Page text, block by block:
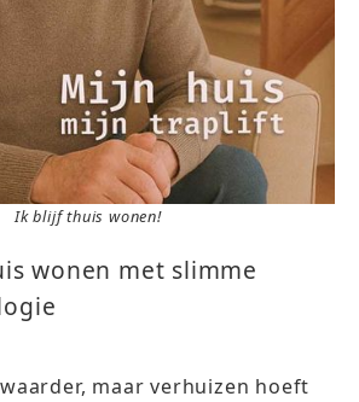
Ik blijf thuis wonen!
wonen met slimme
maar verhuizen hoeft